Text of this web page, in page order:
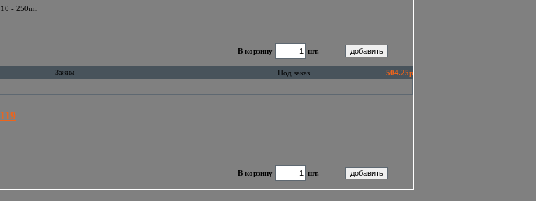
- 250ml
В корзину шт.
Зажим Под заказ 504.25р
В корзину шт.